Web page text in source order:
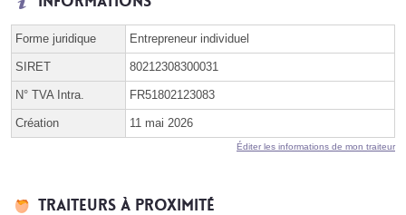
Forme juridique Entrepreneur individuel
SIRET 80212308300031
N° TVA Intra. FR51802123083
Création 11 mai 2026
Éditer les informations de mon traiteur
Traiteurs à proximité